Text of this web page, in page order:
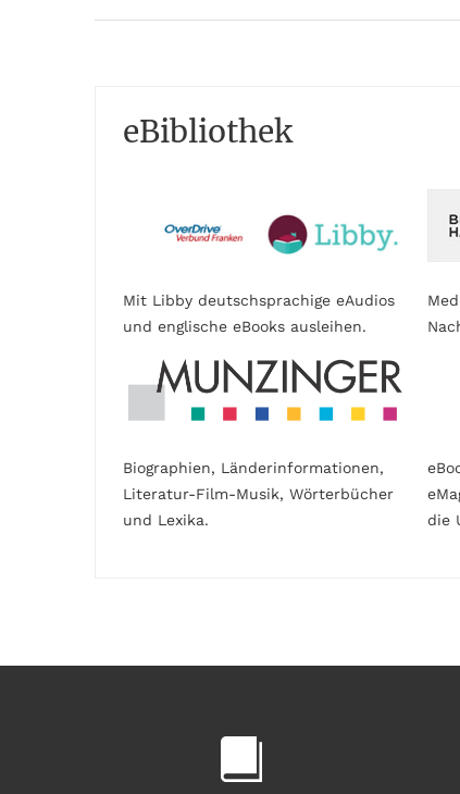
eBibliothek
Mit Libby deutschsprachige eAudios
und englische eBooks ausleihen.
Biographien, Länderinformationen,
Literatur-Film-Musik, Wörterbücher
und Lexika.
die